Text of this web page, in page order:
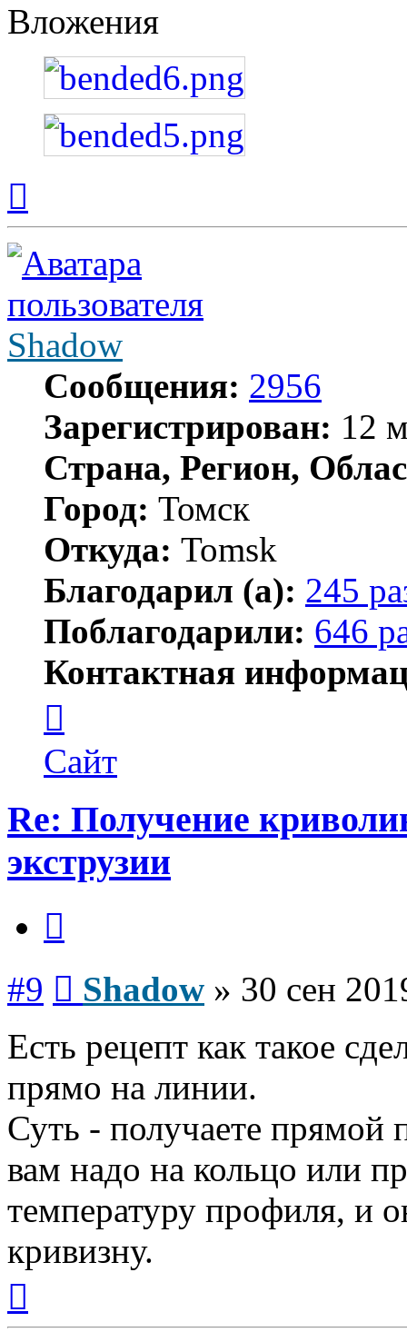
Вложения
началу
Shadow
Сообщения: 2956
Зарегистрирован: 12
Страна, Регион,
Город: Томск
Откуда: Tomsk
Благодарил (а): 245
Поблагодарили: 646
Контактная
пользователя
Shadow
Сайт
Re: Получение
экструзии
#9 Shadow » 30 сен
Есть рецепт как такое
прямо на линии.
Суть - получаете прямой
вам надо на кольцо или
температуру профиля, и
кривизну.
началу